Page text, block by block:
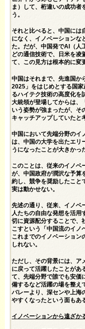
ま）して、桁違いの成功者
う。
それと比べると、中国には
になく、イノベーションな
た。だが、中国発でAI（人
どの通信技術で、日米を凌
て、この見方は根本的に変
中国はそれまで、先進国か
2025」をはじめとする国
るハイテク技術の高度化を
大統領が登場してからは、
いう姿勢が強まったが、そ
キャッチアップしていたと
中国において先端分野のイ
は、中国の大学を出たエリ
うになったことが大きかっ
このことは、従来のイノベ
が、中国政府が潤沢な予算
約し、競争を奨励したこと
実は動かせない。
先述の通り、従来、イノベ
人たちの自由な発想を活用
切に資源配分することで、
こすという「中国流のイノ
これまでのイノベーション
しれない。
ただし、その背景には、ア
に戻って活躍したことがあ
て、先端分野で誰でも安価
備するなど活躍の場を整え
バレーより、深センや上海
やすくなったという面もあ
イノベーションから遠ざか